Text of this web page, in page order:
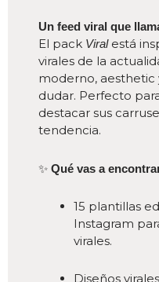
Un feed viral que
El pack Viralestá
virales de la
moderno, aesthetic
dudar. Perfecto
destacar sus
tendencia.
✨ Qué vas a
15 plantillas
Instagram
virales.
Diseños